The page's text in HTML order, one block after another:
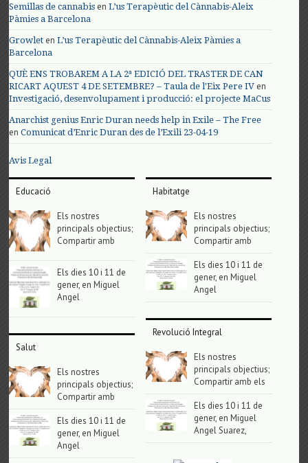
Semillas de cannabis enL’us Terapèutic del Cànnabis-Aleix
Pàmies a Barcelona
Growlet enL’us Terapèutic del Cànnabis-Aleix Pàmies a
Barcelona
QUÈ ENS TROBAREM A LA 2ª EDICIÓ DEL TRASTER DE CAN
RICART AQUEST 4 DE SETEMBRE? – Taula de l'Eix Pere IV en
Investigació, desenvolupament i producció: el projecte MaCus
Anarchist genius Enric Duran needs help in Exile – The Free
enComunicat d’Enric Duran des de l’Exili 23-04-19
Avis Legal
Educació
Els nostres
principals objectius;
Compartir amb
Els dies 10 i 11 de
gener, en Miguel
Angel
Salut
Els nostres
principals objectius;
Compartir amb
Els dies 10 i 11 de
gener, en Miguel
Angel
Habitatge
Els nostres
principals objectius;
Compartir amb
Els dies 10 i 11 de
gener, en Miguel
Angel
Revolució Integral
Els nostres
principals objectius;
Compartir amb els
Els dies 10 i 11 de
gener, en Miguel
Angel Suarez,